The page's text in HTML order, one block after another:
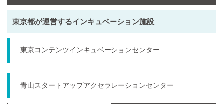
東京都が運営するインキュベーション施設
東京コンテンツインキュベーションセンター
青山スタートアップアクセラレーションセンター